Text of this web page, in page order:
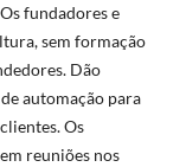
fundadores e
sem formação
Dão
automação para
Os
reuniões nos